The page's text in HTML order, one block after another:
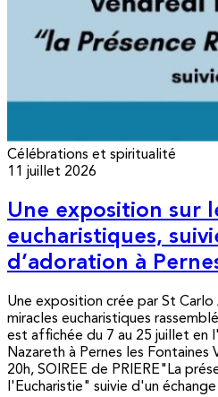
Célébrations et spiritualité
11 juillet 2026
Une exposition sur
eucharistiques,
d’adoration à
Une exposition crée par St
miracles eucharistiques
est affichée du 7 au 25 juillet en
Nazareth à Pernes les Fontaines
20h, SOIREE de PRIERE"La
l'Eucharistie" suivie d'un